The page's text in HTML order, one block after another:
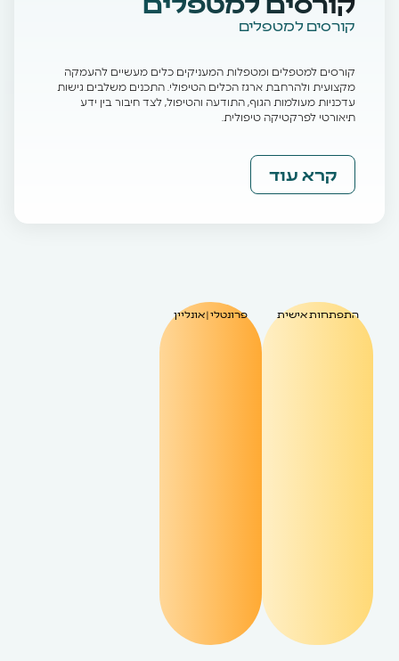
קורסים למטפלים
קורסים למטפלים ומטפלות המעניקים כלים מעשיים להעמקה
מקצועית ולהרחבת ארגז הכלים הטיפולי. התכנים משלבים גישות
עדכניות מעולמות הגוף, התודעה והטיפול, לצד חיבור בין ידע
תיאורטי לפרקטיקה טיפולית.
קרא עוד
התפתחות אישית פרונטלי | אונליין